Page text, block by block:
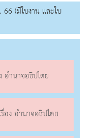
(มีใบงาน และใบ
อำนาจอธิปไตย
อง อำนาจอธิปไตย